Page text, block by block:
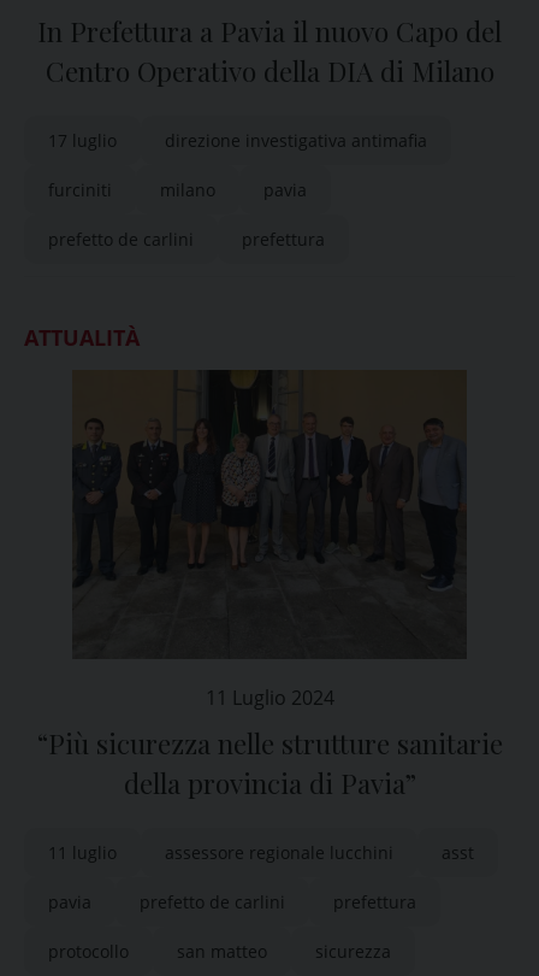
In Prefettura a Pavia il nuovo Capo del
Centro Operativo della DIA di Milano
17 luglio direzione investigativa antimafia
furciniti milano pavia
prefetto de carlini prefettura
ATTUALITÀ
11 Luglio 2024
“Più sicurezza nelle strutture sanitarie
della provincia di Pavia”
11 luglio assessore regionale lucchini asst
pavia prefetto de carlini prefettura
protocollo san matteo sicurezza